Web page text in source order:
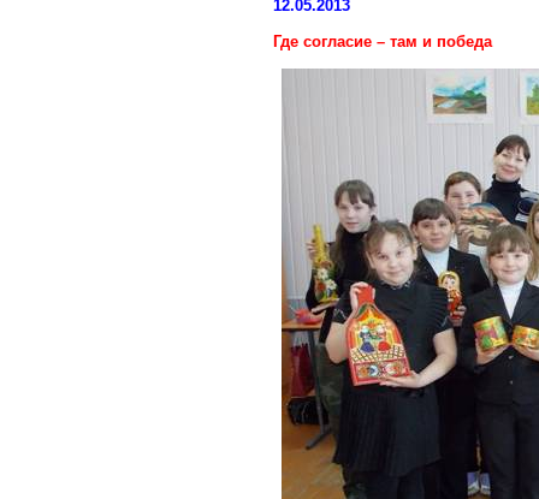
12.05.2013
Где согласие – там и победа